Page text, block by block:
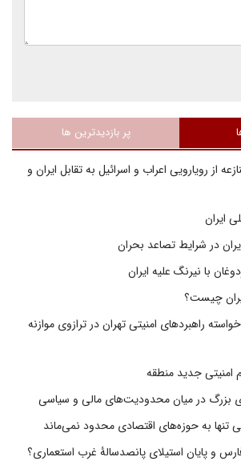
پر بازدیدترین ها
از رویارویی اعراب و اسرائیل به تقابل ایران و
ایران
در شرایط تصاعد بحران
با نیرنگ علیه ایران
چیست؟
راهبردهای امنیتی تهران در ترازوی موازنه
امنیتی جدید منطقه
بزرگ در میان محدودیت‌های مالی و سیاسی
به حوزه‌های اقتصادی محدود نمی‌ماند
و پایان استیلای پانصدسالۀ غرب استعماری؟